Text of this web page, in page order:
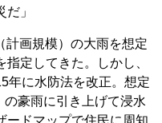
」
画規模）の大雨を想定
定してきた。しかし、
年に水防法を改正。想定
豪雨に引き上げて浸水
ードマップで住民に周知